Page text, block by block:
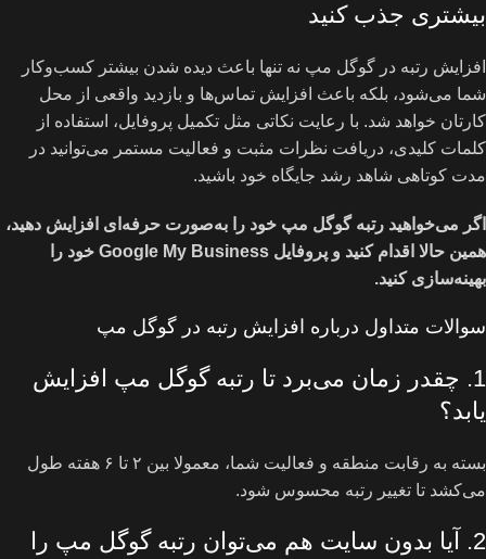
بیشتری جذب کنید
افزایش رتبه در گوگل مپ نه تنها باعث دیده شدن بیشتر کسب‌وکار
شما می‌شود، بلکه باعث افزایش تماس‌ها و بازدید واقعی از محل
کارتان خواهد شد. با رعایت نکاتی مثل تکمیل پروفایل، استفاده از
کلمات کلیدی، دریافت نظرات مثبت و فعالیت مستمر می‌توانید در
مدت کوتاهی شاهد رشد جایگاه خود باشید.
اگر می‌خواهید رتبه گوگل مپ خود را به‌صورت حرفه‌ای افزایش دهید،
همین حالا اقدام کنید و پروفایل Google My Business خود را
بهینه‌سازی کنید.
سوالات متداول درباره افزایش رتبه در گوگل مپ
1. چقدر زمان می‌برد تا رتبه گوگل مپ افزایش
یابد؟
بسته به رقابت منطقه و فعالیت شما، معمولا بین ۲ تا ۶ هفته طول
می‌کشد تا تغییر رتبه محسوس شود.
2. آیا بدون سایت هم می‌توان رتبه گوگل مپ را